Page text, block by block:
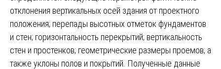
отклонения вертикальных осей здания от проектного
положения; перепады высотных отметок фундаментов
и стен; горизонтальность перекрытий; вертикальность
стен и простенков; геометрические размеры проемов; а
также уклоны полов и покрытий. Полученные данные